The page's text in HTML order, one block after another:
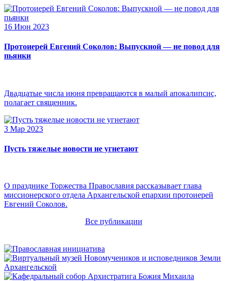
16 Июн 2023
Протоиерей Евгений Соколов: Выпускной — не повод для
пьянки
Двадцатые числа июня превращаются в малый апокалипсис,
полагает священник.
3 Мар 2023
Пусть тяжелые новости не угнетают
О празднике Торжества Православия рассказывает глава
миссионерского отдела Архангельской епархии протоиерей
Евгений Соколов.
Все публикации